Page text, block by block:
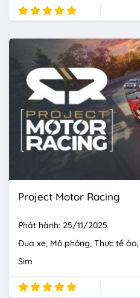
Project Motor Racing
Phát hành: 25/11/2025
Đua xe Mô phỏng Thực tế ảo
Sim